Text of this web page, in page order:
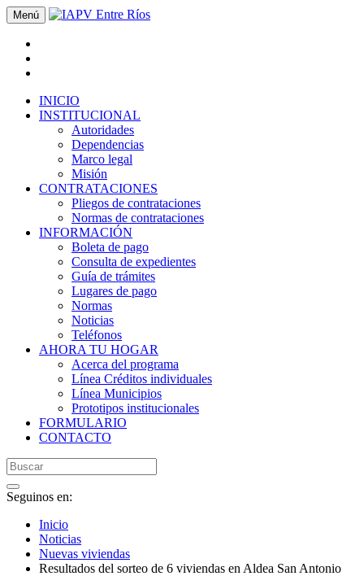
Menú
INICIO
INSTITUCIONAL
Autoridades
Dependencias
Marco legal
Misión
CONTRATACIONES
Pliegos de contrataciones
Normas de contrataciones
INFORMACIÓN
Boleta de pago
Consulta de expedientes
Guía de trámites
Lugares de pago
Normas
Noticias
Teléfonos
AHORA TU HOGAR
Acerca del programa
Línea Créditos individuales
Línea Municipios
Prototipos institucionales
FORMULARIO
CONTACTO
Seguinos en:
Inicio
Noticias
Nuevas viviendas
Resultados del sorteo de 6 viviendas en Aldea San Antonio